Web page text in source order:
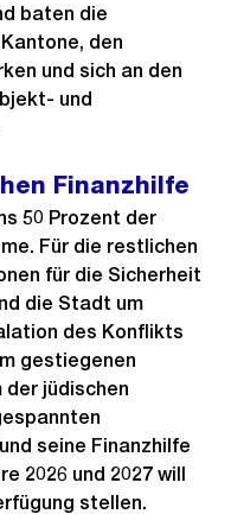
baten die
den
und sich an den
und
Finanzhilfe
50 Prozent der
Für die restlichen
für die Sicherheit
die Stadt um
des Konflikts
gestiegenen
jüdischen
seine Finanzhilfe
2026 und 2027 will
stellen.